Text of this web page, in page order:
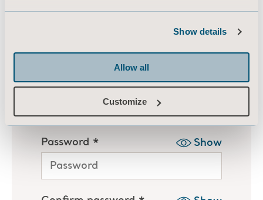
Show details
Allow all
Customize